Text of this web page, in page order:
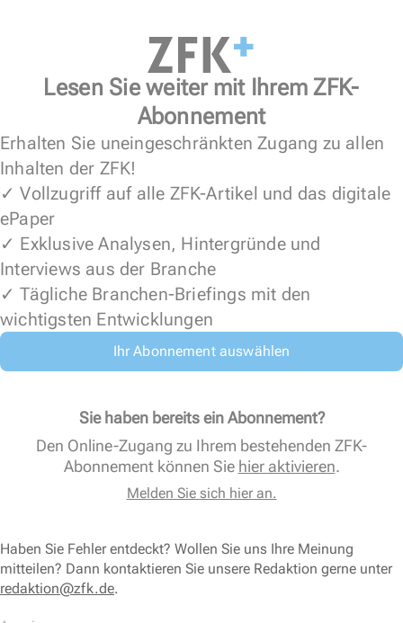
Lesen Sie weiter mit Ihrem ZFK-
Abonnement
Erhalten Sie uneingeschränkten Zugang zu allen
Inhalten der ZFK!
✓ Vollzugriff auf alle ZFK-Artikel und das digitale
ePaper
✓ Exklusive Analysen, Hintergründe und
Interviews aus der Branche
✓ Tägliche Branchen-Briefings mit den
wichtigsten Entwicklungen
Ihr Abonnement auswählen
Sie haben bereits ein Abonnement?
Den Online-Zugang zu Ihrem bestehenden ZFK-
Abonnement können Sie hier aktivieren.
Melden Sie sich hier an.
Haben Sie Fehler entdeckt? Wollen Sie uns Ihre Meinung
mitteilen? Dann kontaktieren Sie unsere Redaktion gerne unter
redaktion@zfk.de.